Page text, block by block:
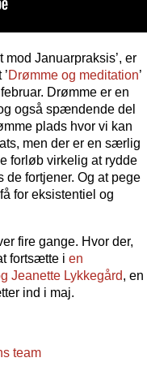
Januarpraksis’, er
Drømme og meditation’
Drømme er en
også spændende del
plads hvor vi kan
men der er en særlig
forløb virkelig at rydde
de fortjener. Og at pege
for eksistentiel og
fire gange. Hvor der,
fortsætte i en
Jeanette Lykkegård, en
ind i maj.
team